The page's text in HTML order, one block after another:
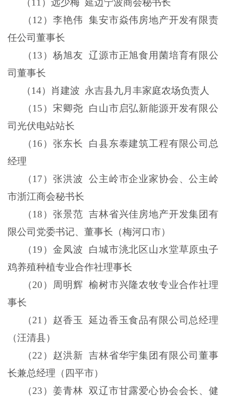
（11 ）远少梅 延边宁波商会秘书长
（12 ）李艳伟
集安市焱伟房地产开发有限责
任公司董事长
（13 ）杨旭友
辽源市正旭食用菌培育有限公
司董事长
（14）肖建波 永吉县九月丰家庭农场负责人
（15 ）宋卿尧
白山市启弘新能源开发有限公
司光伏电站站长
（16 ）张东长
白县东泰建筑工程有限公司总
经理
（17 ）张洪波
公主岭市企业家协会、公主岭
市浙江商会秘书长
（18 ）张景范 吉林省兴佳房地产开发集团有
限公司党委书记、董事长（梅河口市）
（19 ）金凤波
白城市洮北区山水堂草原虫子
鸡养殖种植专业合作社理事长
（20 ）周明辉
榆树市兴隆农牧专业合作社理
事长
（21 ）赵香玉
延边香玉食品有限公司总经理
（汪清县）
（22 ）赵洪新
吉林省华宇集团有限公司董事
长兼总经理（四平市）
（23 ）姜青林
双辽市甘露爱心协会会长、健